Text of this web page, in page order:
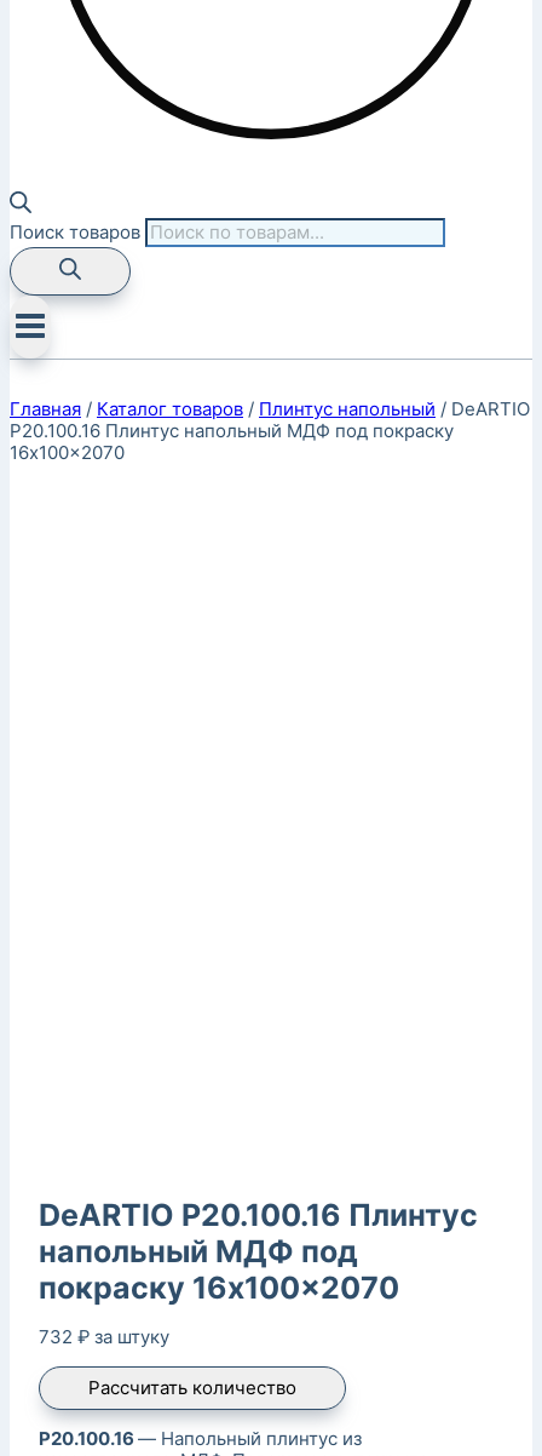
Поиск товаров
Главная / Каталог товаров / Плинтус напольный / DeARTIO
P20.100.16 Плинтус напольный МДФ под покраску
16x100x2070
DeARTIO P20.100.16 Плинтус
напольный МДФ под
покраску 16x100x2070
732 ₽ за штуку
Рассчитать количество
P20.100.16 — Напольный плинтус из